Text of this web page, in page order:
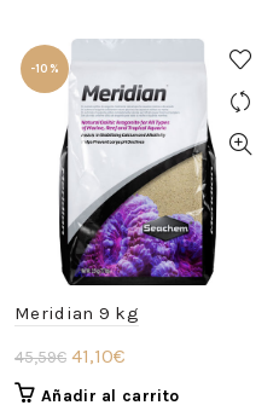
era:
es:
-10%
Meridian 9 kg
45,59€ El
precio
41,10€
precio
Añadir al carrito